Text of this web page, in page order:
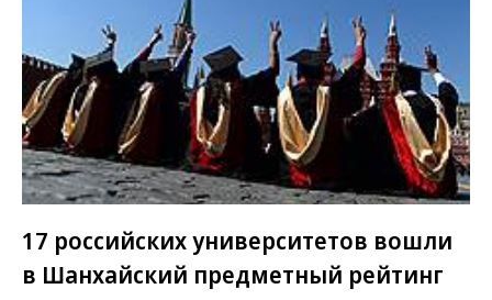
17 российских университетов вошли
в Шанхайский предметный рейтинг